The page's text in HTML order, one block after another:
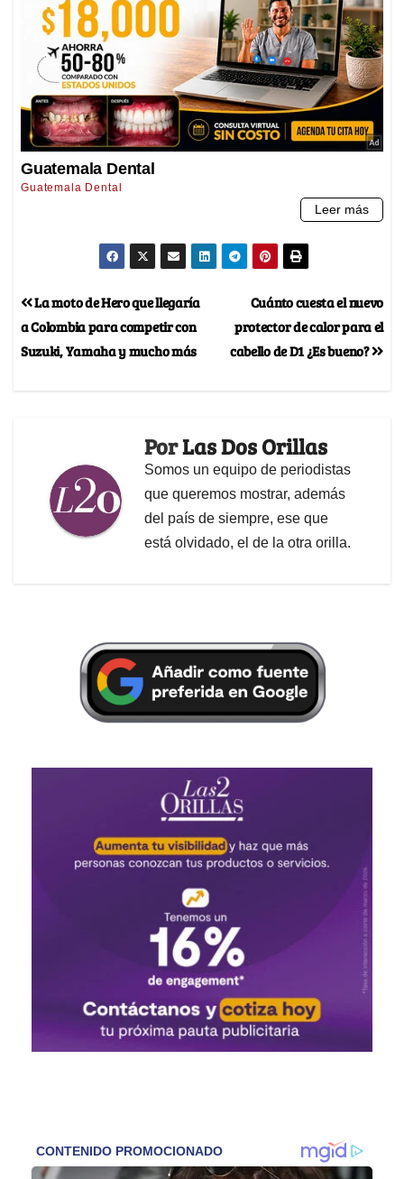
Cuánto cuesta el nuevo
protector de calor para el
cabello de D1 ¿Es bueno?
La moto de Hero que llegaría
a Colombia para competir con
Suzuki, Yamaha y mucho más
PorLas Dos Orillas
Somos un equipo de periodistas
que queremos mostrar, además
del país de siempre, ese que
está olvidado, el de la otra orilla.